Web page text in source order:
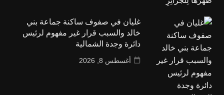
غليان في صفوف ساكنة جماعة بني
خالد والسبب قرار غير مفهوم لرئيس
دائرة وجدة الشمالية
أغسطس 8, 2026